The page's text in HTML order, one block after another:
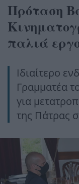
Πρόταση
παλιά
Ιδιαίτερο
Γραμματέα
για
της Πάτρας